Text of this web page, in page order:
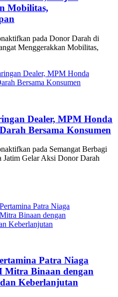
Mobilitas,
pada Donor Darah di
Menggerakkan Mobilitas,
Dealer, MPM Honda
Bersama Konsumen
pada Semangat Berbagi
Gelar Aksi Donor Darah
Patra Niaga
Binaan dengan
Keberlanjutan